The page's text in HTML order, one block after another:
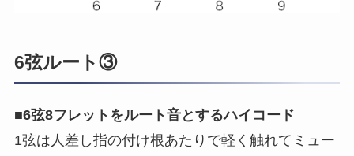
6弦ルート③
■6弦8フレットをルート音とするハイコード
1弦は人差し指の付け根あたりで軽く触れてミュー